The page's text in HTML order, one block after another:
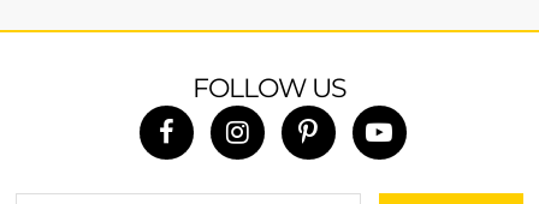
FOLLOW US